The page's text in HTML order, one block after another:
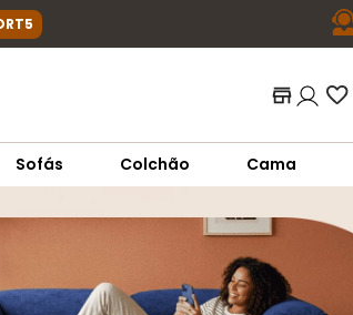
ou código...
Sofás Colchão Cama
1º
5º
colchão